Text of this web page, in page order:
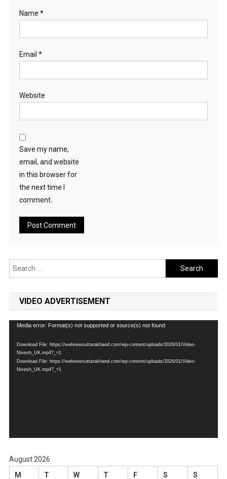
Name *
Email *
Website
Save my name,
email, and website
in this browser for
the next time I
comment.
Search
for:
VIDEO ADVERTISEMENT
Video
Media error: Format(s) not supported or source(s) not found
Download File: https://webnewsuttarakhand.com/wp-content/uploads/2026/01/Video-
Nivesh_UK.mp4?_=1
Download File: https://webnewsuttarakhand.com/wp-content/uploads/2026/01/Video-
Nivesh_UK.mp4?_=1
August 2026
M
T W T F S S